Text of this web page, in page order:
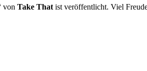
von Take That ist veröffentlicht. Viel